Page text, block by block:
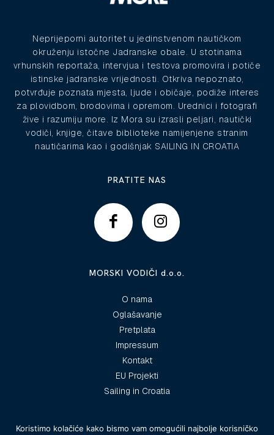
Neprijeporni autoritet u jedinstvenom nautičkom
okruženju istočne Jadranske obale. U stotinama
vrhunskih reportaža, intervjua i testova promovira i potiče
istinske jadranske vrijednosti. Otkriva nepoznato,
potvrđuje poznata mjesta, ljude i običaje, podiže interes
za plovidbom, brodovima i opremom. Urednici i fotografi
žive i razumiju more. Iz Mora su izrasli peljari, nautički
vodiči, knjige, čitave biblioteke namijenjene stranim
nautičarima kao i godišnjak SAILING IN CROATIA
PRATITE NAS
MORSKI VODIČI d.o.o.
O nama
Oglašavanje
Pretplata
Impressum
Kontakt
EU Projekti
Sailing in Croatia
Koristimo kolačiće kako bismo vam omogućili najbolje korisničko